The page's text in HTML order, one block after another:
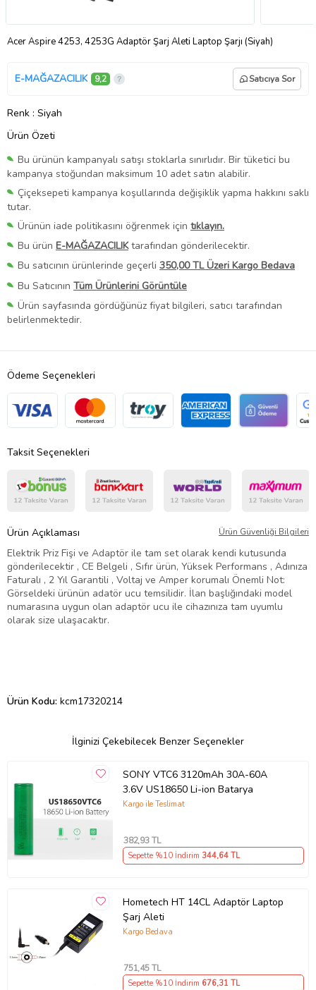
Acer Aspire 4253, 4253G Adaptör Şarj Aleti Laptop Şarjı (Siyah)
E-MAĞAZACILIK 9,2 Satıcıya Sor
Renk : Siyah
Ürün Özeti
Bu ürünün kampanyalı satışı stoklarla sınırlıdır. Bir tüketici bu
kampanya stoğundan maksimum 10 adet satın alabilir.
Çiçeksepeti kampanya koşullarında değişiklik yapma hakkını saklı
tutar.
Ürünün iade politikasını öğrenmek için tıklayın.
Bu ürün E-MAĞAZACILIKtarafından gönderilecektir.
Bu satıcının ürünlerinde geçerli 350,00 TL Üzeri Kargo Bedava
Bu Satıcının Tüm Ürünlerini Görüntüle
Ürün sayfasında gördüğünüz fiyat bilgileri, satıcı tarafından
belirlenmektedir.
Ödeme Seçenekleri
Taksit Seçenekleri
Ürün Açıklaması Ürün Güvenliği Bilgileri
Elektrik Priz Fişi ve Adaptör ile tam set olarak kendi kutusunda
gönderilecektir , CE Belgeli , Sıfır ürün, Yüksek Performans , Adınıza
Faturalı , 2 Yıl Garantili , Voltaj ve Amper korumalı Önemli Not:
Görseldeki ürünün adatör ucu temsilidir. İlan başlığındaki model
numarasına uygun olan adaptör ucu ile cihazınıza tam uyumlu
olarak size ulaşacaktır.
Ürün Kodu: kcm17320214
İlginizi Çekebilecek Benzer Seçenekler
SONY VTC6 3120mAh 30A-60A
3.6V US18650 Li-ion Batarya
Kargo ile Teslimat
382,93 TL
Sepette %10 İndirim 344,64 TL
Hometech HT 14CL Adaptör Laptop
Şarj Aleti
Kargo Bedava
751,45 TL
Sepette %10 İndirim 676,31 TL